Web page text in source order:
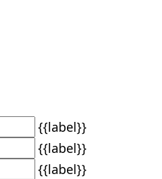
{{label}}
{{label}}
{{label}}